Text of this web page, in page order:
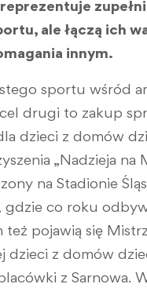
ale łączą ich
innym.
sportu wśród
drugi to zakup
dzieci z domów
„Nadzieja na
na Stadionie
gdzie co roku
też pojawią się
dzieci z domów
z Sarnowa.